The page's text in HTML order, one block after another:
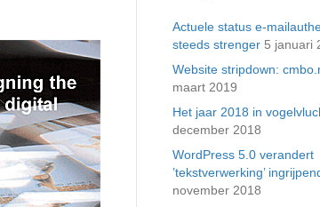
Actuele status e-
steeds strenger 5 januari
Website stripdown:
maart 2019
Het jaar 2018 in
december 2018
WordPress 5.0 verandert
’tekstverwerking’
november 2018